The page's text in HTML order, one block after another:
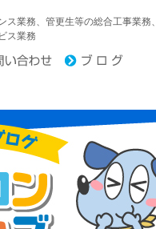
ス業務、管更生等の総合工事業務、
ス業務